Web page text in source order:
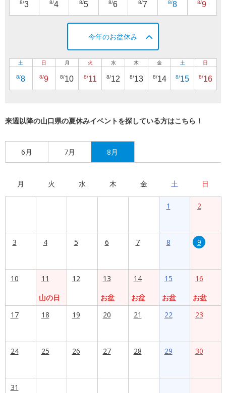
8/3 8/4 8/5 8/6 8/7 8/8 8/9
今年のお盆休み
土
8/8
日
8/9
月
8/10
火
8/11
水
8/12
木
8/13
金
8/14
土
8/15
日
8/16
来週以降の山口県の夏休みイベントを探している方はこちら！
6月 7月 8月
月 火 水 木 金 土 日
1 2
3 4 5 6 7 8 9
10
11
山の日
12
13
お盆
14
お盆
15
お盆
16
お盆
17
18 19 20 21 22 23
24 25 26 27 28 29 30
31